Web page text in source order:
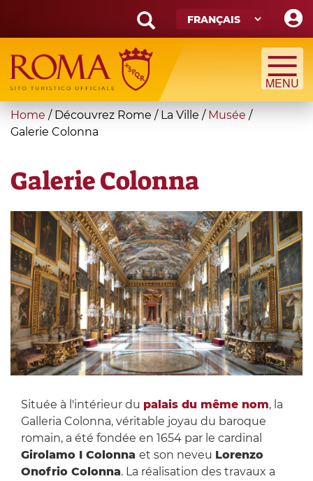
main
content
Search
form
Recherche
You
are
Home / Découvrez Rome / La Ville / Musée /
Galerie Colonna
Galerie Colonna
Située à l'intérieur du palais du même nom, la
Galleria Colonna, véritable joyau du baroque
romain, a été fondée en 1654 par le cardinal
Girolamo I Colonna et son neveu Lorenzo
Onofrio Colonna. La réalisation des travaux a